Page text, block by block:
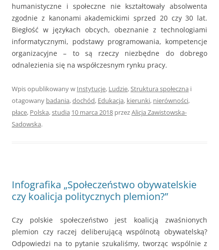
humanistyczne i społeczne nie kształtowały absolwenta
zgodnie z kanonami akademickimi sprzed 20 czy 30 lat.
Biegłość w językach obcych, obeznanie z technologiami
informatycznymi, podstawy programowania, kompetencje
organizacyjne – to są rzeczy niezbędne do dobrego
odnalezienia się na współczesnym rynku pracy.
Wpis opublikowany w Instytucje, Ludzie,Struktura społeczna i
otagowany badania,dochód, Edukacja, kierunki, nierówności,
płace, Polska,studia 10 marca 2018 przezAlicja Zawistowska-
Sadowska.
Infografika „Społeczeństwo obywatelskie
czy koalicja politycznych plemion?”
Czy polskie społeczeństwo jest koalicją zwaśnionych
plemion czy raczej deliberującą wspólnotą obywatelską?
Odpowiedzi na to pytanie szukaliśmy, tworząc wspólnie z